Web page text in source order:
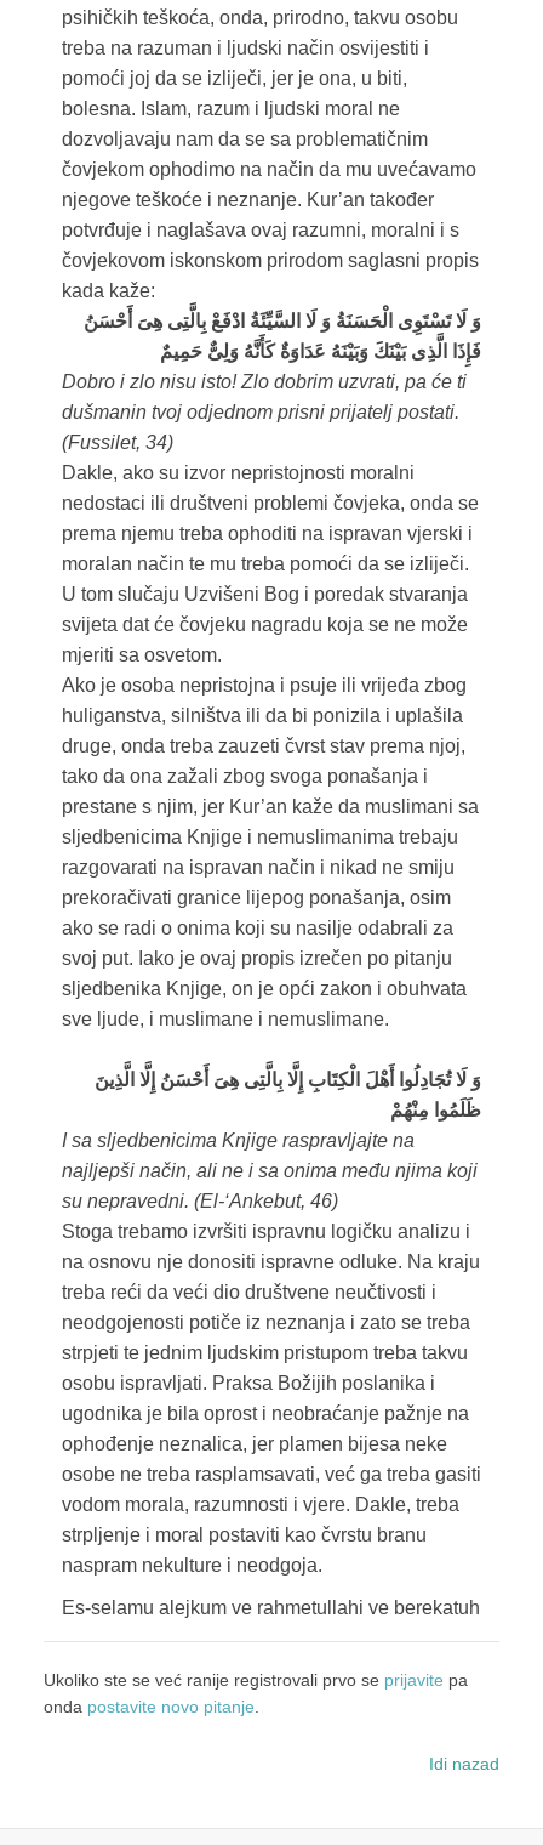
psihičkih teškoća, onda, prirodno, takvu osobu
treba na razuman i ljudski način osvijestiti i
pomoći joj da se izliječi, jer je ona, u biti,
bolesna. Islam, razum i ljudski moral ne
dozvoljavaju nam da se sa problematičnim
čovjekom ophodimo na način da mu uvećavamo
njegove teškoće i neznanje. Kur’an također
potvrđuje i naglašava ovaj razumni, moralni i s
čovjekovom iskonskom prirodom saglasni propis
kada kaže:
وَ لَا تَسْتَوِى الْحَسَنَةُ وَ لَا السَّيِّئَةُ ادْفَعْ بِالَّتِى هِىَ أَحْسَنُ
فَإِذَا الَّذِى بَيْنَكَ وَبَيْنَهُ عَدَاوَةٌ كَأَنَّهُ وَلِىٌّ حَمِيمٌ
Dobro i zlo nisu isto! Zlo dobrim uzvrati, pa će ti
dušmanin tvoj odjednom prisni prijatelj postati.
(Fussilet, 34)
Dakle, ako su izvor nepristojnosti moralni
nedostaci ili društveni problemi čovjeka, onda se
prema njemu treba ophoditi na ispravan vjerski i
moralan način te mu treba pomoći da se izliječi.
U tom slučaju Uzvišeni Bog i poredak stvaranja
svijeta dat će čovjeku nagradu koja se ne može
mjeriti sa osvetom.
Ako je osoba nepristojna i psuje ili vrijeđa zbog
huliganstva, silništva ili da bi ponizila i uplašila
druge, onda treba zauzeti čvrst stav prema njoj,
tako da ona zažali zbog svoga ponašanja i
prestane s njim, jer Kur’an kaže da muslimani sa
sljedbenicima Knjige i nemuslimanima trebaju
razgovarati na ispravan način i nikad ne smiju
prekoračivati granice lijepog ponašanja, osim
ako se radi o onima koji su nasilje odabrali za
svoj put. Iako je ovaj propis izrečen po pitanju
sljedbenika Knjige, on je opći zakon i obuhvata
sve ljude, i muslimane i nemuslimane.
وَ لَا تُجَادِلُوا أَهْلَ الْكِتَابِ إِلَّا بِالَّتِى هِىَ أَحْسَنُ إِلَّا الَّذِينَ
ظَلَمُوا مِنْهُمْ
I sa sljedbenicima Knjige raspravljajte na
najljepši način, ali ne i sa onima među njima koji
su nepravedni. (El-‘Ankebut, 46)
Stoga trebamo izvršiti ispravnu logičku analizu i
na osnovu nje donositi ispravne odluke. Na kraju
treba reći da veći dio društvene neučtivosti i
neodgojenosti potiče iz neznanja i zato se treba
strpjeti te jednim ljudskim pristupom treba takvu
osobu ispravljati. Praksa Božijih poslanika i
ugodnika je bila oprost i neobraćanje pažnje na
ophođenje neznalica, jer plamen bijesa neke
osobe ne treba rasplamsavati, već ga treba gasiti
vodom morala, razumnosti i vjere. Dakle, treba
strpljenje i moral postaviti kao čvrstu branu
naspram nekulture i neodgoja.
Es-selamu alejkum ve rahmetullahi ve berekatuh
Ukoliko ste se već ranije registrovali prvo se prijavite pa
onda postavite novo pitanje.
Idi nazad